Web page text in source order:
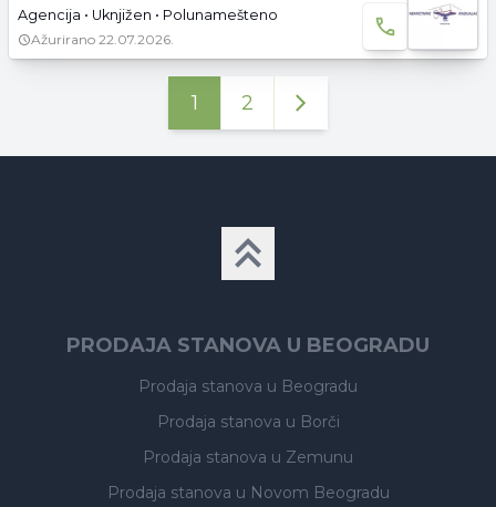
Agencija • Uknjižen • Polunamešteno
Ažurirano 22.07.2026.
1 2
PRODAJA STANOVA U BEOGRADU
Prodaja stanova u Beogradu
Prodaja stanova u Borči
Prodaja stanova u Zemunu
Prodaja stanova u Novom Beogradu